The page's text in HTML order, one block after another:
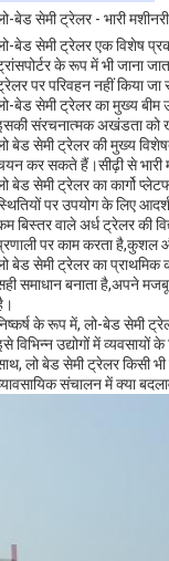
बेड सेमी ट्रेलर - भारी
बेड सेमी ट्रेलर एक विशेष
के रूप में भी जाना
पर परिवहन नहीं किया
बेड सेमी ट्रेलर का मुख्य बीम
संरचनात्मक अखंडता को
बेड सेमी ट्रेलर की मुख्य
कर सकते हैं।सीढ़ी से भारी
बेड सेमी ट्रेलर का कार्गो
पर उपयोग के लिए
बिस्तर वाले अर्ध ट्रेलर की
पर काम करता है,कुशल
बेड सेमी ट्रेलर का
समाधान बनाता है,अपने
के रूप में, लो-बेड सेमी
विभिन्न उद्योगों में
लो बेड सेमी ट्रेलर किसी
संचालन में क्या